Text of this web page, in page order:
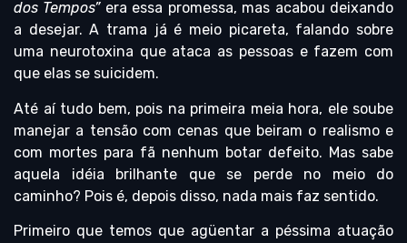
dos Tempos” era essa promessa, mas acabou deixando
a desejar. A trama já é meio picareta, falando sobre
uma neurotoxina que ataca as pessoas e fazem com
que elas se suicidem.
Até aí tudo bem, pois na primeira meia hora, ele soube
manejar a tensão com cenas que beiram o realismo e
com mortes para fã nenhum botar defeito. Mas sabe
aquela idéia brilhante que se perde no meio do
caminho? Pois é, depois disso, nada mais faz sentido.
Primeiro que temos que agüentar a péssima atuação